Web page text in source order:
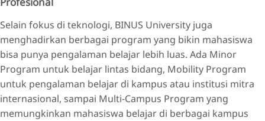
Selain fokus di teknologi, BINUS University juga
menghadirkan berbagai program yang bikin mahasiswa
bisa punya pengalaman belajar lebih luas. Ada Minor
Program untuk belajar lintas bidang, Mobility Program
untuk pengalaman belajar di kampus atau institusi mitra
internasional, sampai Multi-Campus Program yang
memungkinkan mahasiswa belajar di berbagai kampus